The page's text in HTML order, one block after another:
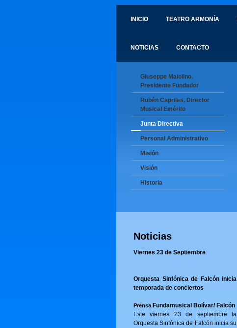
INICIO TEATRO ARMONÍA
NOTICIAS CONTACTO
Giuseppe Maiolino,
Presidente Fundador
Rubén Capriles, Director
Musical Emérito
Junta Directiva
Personal Administrativo
Misión
Visión
Historia
Noticias
Viernes 23 de Septiembre
Orquesta Sinfónica de Falcón inicia
temporada de conciertos
PrensaFundamusical Bolívar/ Falcón
Este viernes 23 de septiembre la
Orquesta Sinfónica de Falcón inicia su